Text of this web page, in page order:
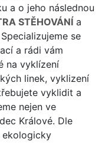
a o jeho následnou
STĚHOVÁNÍ a
se
a rádi vám
na vyklízení
linek, vyklizení
vyklidit a
nejen ve
Králové. Dle
ekologicky